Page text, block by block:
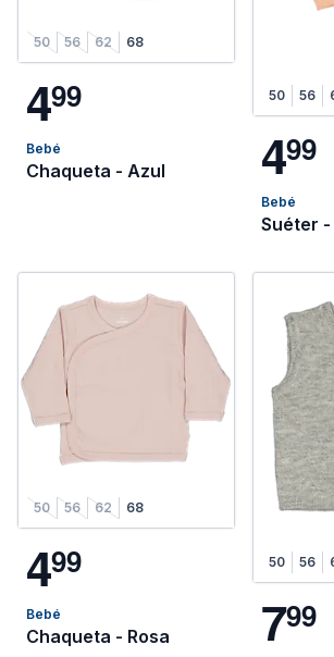
50 56 62 68
499
Bebé
Chaqueta - Azul
50 56
499
Bebé
Suéter -
50 56 62 68
499
Bebé
Chaqueta - Rosa
50 56
799